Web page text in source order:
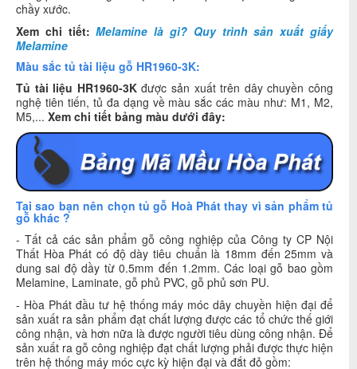
chầy xước.
Xem chi tiết:Melamine là gì? Quy trình sản xuất giấy
Melamine
Màu sắc tủ tài liệu gỗ HR1960-3K:
Tủ tài liệu HR1960-3Kđược sản xuất trên dây chuyền công
nghệ tiên tiến, tủ đa dạng về màu sắc các màu như: M1, M2,
M5,... Xem chi tiết bảng màu dưới đây:
Tại sao bạn nên chọn tủ gỗ Hoà Phát thay vì sản phẩm tủ
gỗ khác ?
- Tất cả các sản phẩm gỗ công nghiệp của Công ty CP Nội
Thất Hòa Phát có độ dày tiêu chuẩn là 18mm đến 25mm và
dung sai độ dầy từ 0.5mm đến 1.2mm. Các loại gỗ bao gồm
Melamine, Laminate, gỗ phủ PVC, gỗ phủ sơn PU.
- Hòa Phát đầu tư hệ thống máy móc dây chuyền hiện đại để
sản xuất ra sản phẩm đạt chất lượng được các tổ chức thế giới
công nhận, và hơn nữa là được người tiêu dùng công nhận. Để
sản xuất ra gỗ công nghiệp đạt chất lượng phải được thực hiện
trên hệ thống máy móc cực kỳ hiện đại và đắt đỏ gồm: